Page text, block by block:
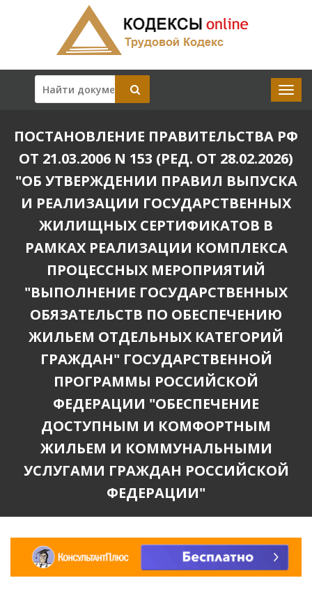
ПОСТАНОВЛЕНИЕ ПРАВИТЕЛЬСТВА РФ
ОТ 21.03.2006 N 153 (РЕД. ОТ 28.02.2026)
"ОБ УТВЕРЖДЕНИИ ПРАВИЛ ВЫПУСКА
И РЕАЛИЗАЦИИ ГОСУДАРСТВЕННЫХ
ЖИЛИЩНЫХ СЕРТИФИКАТОВ В
РАМКАХ РЕАЛИЗАЦИИ КОМПЛЕКСА
ПРОЦЕССНЫХ МЕРОПРИЯТИЙ
"ВЫПОЛНЕНИЕ ГОСУДАРСТВЕННЫХ
ОБЯЗАТЕЛЬСТВ ПО ОБЕСПЕЧЕНИЮ
ЖИЛЬЕМ ОТДЕЛЬНЫХ КАТЕГОРИЙ
ГРАЖДАН" ГОСУДАРСТВЕННОЙ
ПРОГРАММЫ РОССИЙСКОЙ
ФЕДЕРАЦИИ "ОБЕСПЕЧЕНИЕ
ДОСТУПНЫМ И КОМФОРТНЫМ
ЖИЛЬЕМ И КОММУНАЛЬНЫМИ
УСЛУГАМИ ГРАЖДАН РОССИЙСКОЙ
ФЕДЕРАЦИИ"